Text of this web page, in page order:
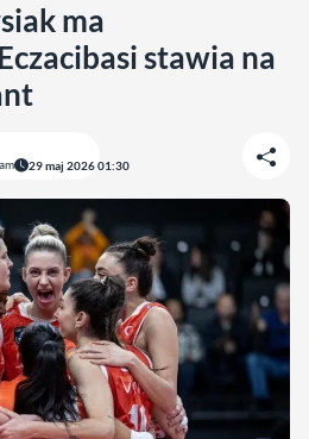
ma
stawia na
29 maj 2026 01:30